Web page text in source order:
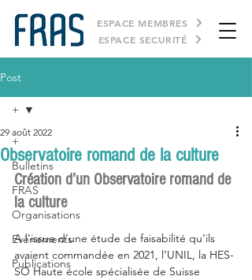
ESPACE SECURITÉ
ESPACE MEMBRES
Post
+
Bulletins
FRAS
Organisations
Evènements
Publications
+
Observatoire romand de la culture
29 août 2022
Création d’un Observatoire romand de
la culture
A l’issue d’une étude de faisabilité qu’ils
avaient commandée en 2021, l’UNIL, la HES-
SO Haute école spécialisée de Suisse